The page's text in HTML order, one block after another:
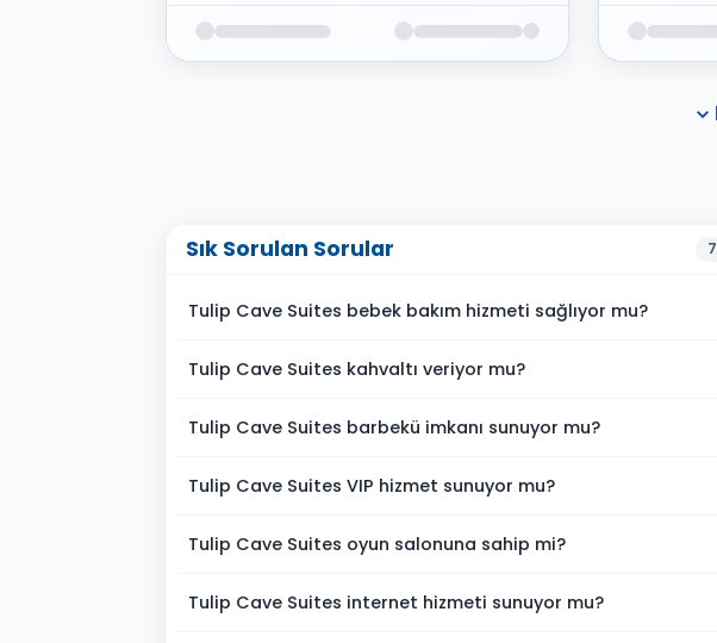
Sık Sorulan Sorular 7
Tulip Cave Suites bebek bakım hizmeti sağlıyor mu?
Tulip Cave Suites kahvaltı veriyor mu?
Tulip Cave Suites barbekü imkanı sunuyor mu?
Tulip Cave Suites VIP hizmet sunuyor mu?
Tulip Cave Suites oyun salonuna sahip mi?
Tulip Cave Suites internet hizmeti sunuyor mu?